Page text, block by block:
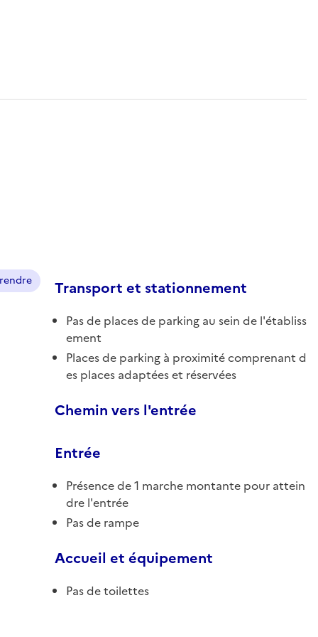
Transport et stationnement
Pas de places de parking au sein de l'établiss
ement
Places de parking à proximité comprenant d
es places adaptées et réservées
Chemin vers l'entrée
Entrée
Présence de 1 marche montante pour attein
dre l'entrée
Pas de rampe
Accueil et équipement
Pas de toilettes